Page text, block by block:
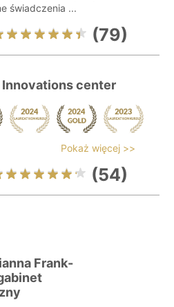
świadczenia ...
(79)
center
Pokaż więcej >>
(54)
Frank-